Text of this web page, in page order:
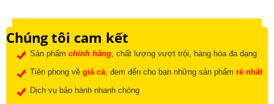
Chúng tôi cam kết
Sản phẩm chính hãng, chất lượng vượt trội, hàng hóa đa dạng
Tiên phong về giá cả, đem đến cho bạn những sản phẩm rẻ nhất
Dịch vụ bảo hành nhanh chóng